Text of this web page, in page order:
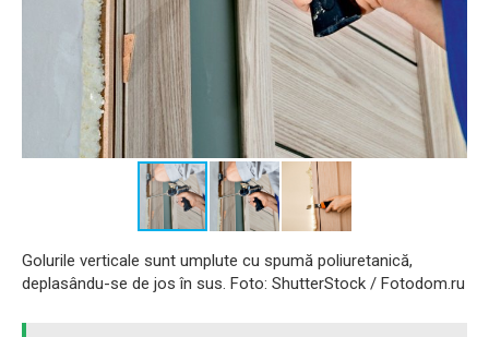
Golurile verticale sunt umplute cu spumă poliuretanică,
deplasându-se de jos în sus. Foto: ShutterStock / Fotodom.ru